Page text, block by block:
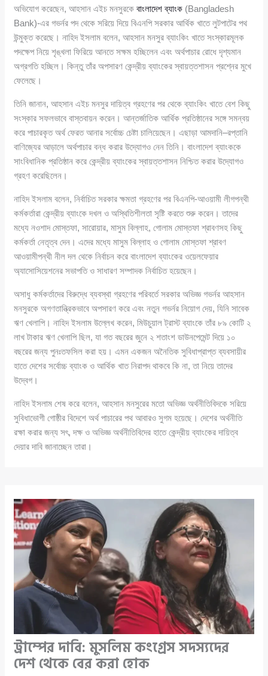
অভিযোগ করেছেন, আহসান এইচ মনসুরকেবাংলাদেশ ব্যাংক (Bangladesh
Bank)-এর গভর্নর পদ থেকে সরিয়ে দিয়ে বিএনপি সরকার আর্থিক খাতে লুটপাটের পথ
উন্মুক্ত করেছে। নাহিদ ইসলাম বলেন, আহসান মনসুর ব্যাংকিং খাতে সংস্কারমূলক
পদক্ষেপ নিয়ে শৃঙ্খলা ফিরিয়ে আনতে সক্ষম হচ্ছিলেন এবং অর্থপাচার রোধে দৃশ্যমান
অগ্রগতি হচ্ছিল। কিন্তু তাঁর অপসারণ কেন্দ্রীয় ব্যাংকের স্বায়ত্তশাসন প্রশ্নের মুখে
ফেলেছে।
তিনি জানান, আহসান এইচ মনসুর দায়িত্ব গ্রহণের পর থেকে ব্যাংকিং খাতে বেশ কিছু
সংস্কার সফলভাবে বাস্তবায়ন করেন। আন্তর্জাতিক আর্থিক প্রতিষ্ঠানের সঙ্গে সমন্বয়
করে পাচারকৃত অর্থ ফেরত আনার সর্বোচ্চ চেষ্টা চালিয়েছেন। এছাড়া আমদানি–রপ্তানি
বাণিজ্যের আড়ালে অর্থপাচার বন্ধ করার উদ্যোগও নেন তিনি। বাংলাদেশ ব্যাংককে
সাংবিধানিক প্রতিষ্ঠান করে কেন্দ্রীয় ব্যাংকের স্বায়ত্তশাসন নিশ্চিত করার উদ্যোগও
গ্রহণ করেছিলেন।
নাহিদ ইসলাম বলেন, নির্বাচিত সরকার ক্ষমতা গ্রহণের পর বিএনপি-আওয়ামী লীগপন্থী
কর্মকর্তারা কেন্দ্রীয় ব্যাংকে দখল ও অস্থিতিশীলতা সৃষ্টি করতে শুরু করেন। তাদের
মধ্যে নওশাদ মোস্তফা, সারোয়ার, মাসুম বিল্লাহ, গোলাম মোস্তফা শ্রাবণসহ কিছু
কর্মকর্তা নেতৃত্ব দেন। এদের মধ্যে মাসুম বিল্লাহ ও গোলাম মোস্তফা শ্রাবণ
আওয়ামীপন্থী নীল দল থেকে নির্বাচন করে বাংলাদেশ ব্যাংকের ওয়েলফেয়ার
অ্যাসোসিয়েশনের সভাপতি ও সাধারণ সম্পাদক নির্বাচিত হয়েছেন।
অসাধু কর্মকর্তাদের বিরুদ্ধে ব্যবস্থা গ্রহণের পরিবর্তে সরকার অভিজ্ঞ গভর্নর আহসান
মনসুরকে অগণতান্ত্রিকভাবে অপসারণ করে এবং নতুন গভর্নর নিয়োগ দেয়, যিনি সাবেক
ঋণ খেলাপি। নাহিদ ইসলাম উল্লেখ করেন, মিউচুয়াল ট্রাস্ট ব্যাংকে তাঁর ৮৯ কোটি ২
লাখ টাকার ঋণ খেলাপি ছিল, যা গত বছরের জুনে ২ শতাংশ ডাউনপেমেন্ট দিয়ে ১০
বছরের জন্য পুনঃতফসিল করা হয়। এমন একজন অনৈতিক সুবিধাপ্রাপ্ত ব্যবসায়ীর
হাতে দেশের সর্বোচ্চ ব্যাংক ও আর্থিক খাত নিরাপদ থাকবে কি না, তা নিয়ে তাদের
উদ্বেগ।
নাহিদ ইসলাম শেষ করে বলেন, আহসান মনসুরের মতো অভিজ্ঞ অর্থনীতিবিদকে সরিয়ে
সুবিধাভোগী গোষ্ঠীর বিদেশে অর্থ পাচারের পথ আবারও সুগম হয়েছে। দেশের অর্থনীতি
রক্ষা করার জন্য সৎ, দক্ষ ও অভিজ্ঞ অর্থনীতিবিদের হাতে কেন্দ্রীয় ব্যাংকের দায়িত্ব
দেয়ার দাবি জানাচ্ছেন তারা।
ট্রাম্পের দাবি: মুসলিম কংগ্রেস সদস্যদের
দেশ থেকে বের করা হোক